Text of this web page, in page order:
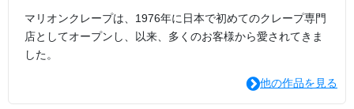
マリオンクレープは、1976年に日本で初めてのクレープ専門
店としてオープンし、以来、多くのお客様から愛されてきま
した。
他の作品を見る